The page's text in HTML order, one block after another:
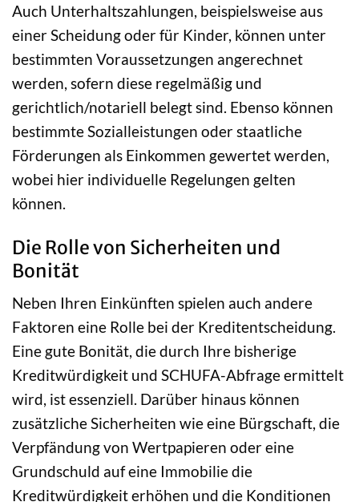
Auch Unterhaltszahlungen, beispielsweise aus
einer Scheidung oder für Kinder, können unter
bestimmten Voraussetzungen angerechnet
werden, sofern diese regelmäßig und
gerichtlich/notariell belegt sind. Ebenso können
bestimmte Sozialleistungen oder staatliche
Förderungen als Einkommen gewertet werden,
wobei hier individuelle Regelungen gelten
können.
Die Rolle von Sicherheiten und
Bonität
Neben Ihren Einkünften spielen auch andere
Faktoren eine Rolle bei der Kreditentscheidung.
Eine gute Bonität, die durch Ihre bisherige
Kreditwürdigkeit und SCHUFA-Abfrage ermittelt
wird, ist essenziell. Darüber hinaus können
zusätzliche Sicherheiten wie eine Bürgschaft, die
Verpfändung von Wertpapieren oder eine
Grundschuld auf eine Immobilie die
Kreditwürdigkeit erhöhen und die Konditionen